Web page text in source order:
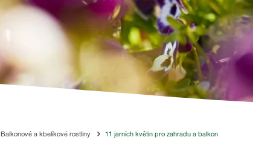
Balkonové a kbelíkové rostliny 11 jarních květin pro zahradu a balkon